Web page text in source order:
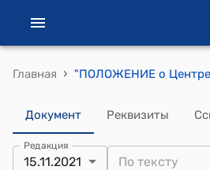
Главная ›
Документ Реквизиты
Редакция
15.11.2021